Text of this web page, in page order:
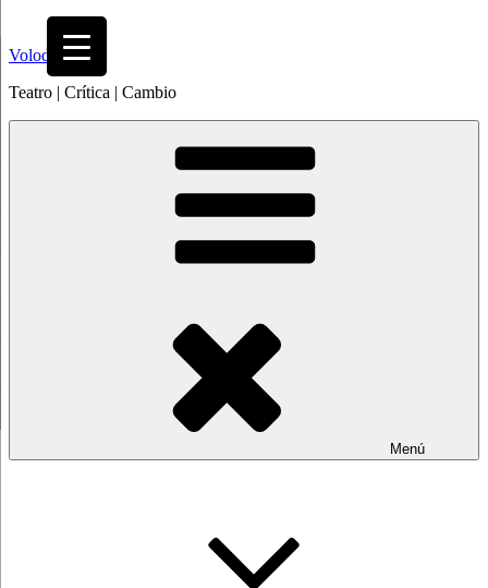
contenido
Volodia
Teatro | Crítica | Cambio
Menú